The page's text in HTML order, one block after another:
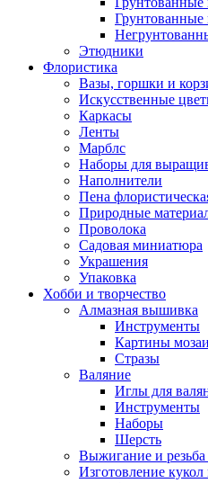
Грунтованные
Этюдники
Флористика
Вазы, горшки и
Искусственные
Каркасы
Ленты
Марблс
Наборы для
Наполнители
Пена
Природные
Проволока
Садовая миниатюра
Украшения
Упаковка
Хобби и творчество
Алмазная вышивка
Инструменты
Картины
Стразы
Валяние
Иглы для
Инструменты
Наборы
Шерсть
Выжигание и резьба
Изготовление